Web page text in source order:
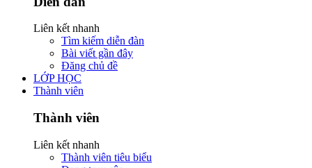
Liên kết nhanh
Tìm kiếm diễn đàn
Bài viết gần đây
Đăng chủ đề
LỚP HỌC
Thành viên
Thành viên
Liên kết nhanh
Thành viên tiêu biểu